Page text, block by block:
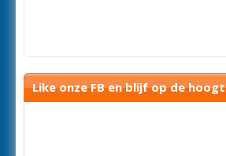
Like onze FB en blijf op de